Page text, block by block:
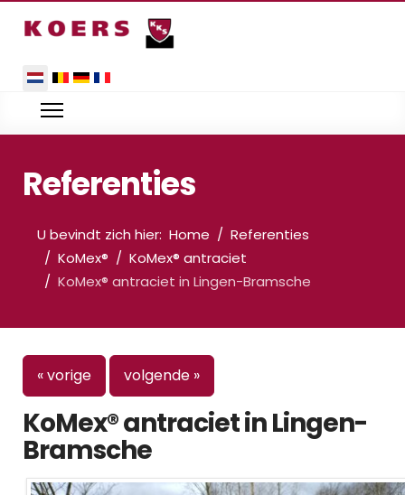
Selecteer de taal
Referenties
U bevindt zich hier: Home
Referenties
KoMex®
KoMex® antraciet
KoMex® antraciet in Lingen-Bramsche
« vorige volgende »
KoMex® antraciet in Lingen-
Bramsche